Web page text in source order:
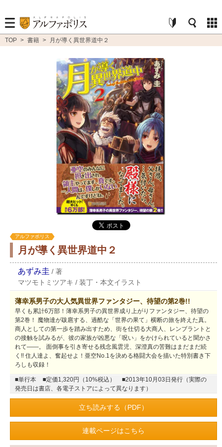
TOP > 書籍 > 月が導く異世界道中２
アルファポリス
月が導く異世界道中２
あずみ圭 / 著
マツモトミツアキ / 装丁・本文イラスト
薄幸系男子の大人気異世界ファンタジー、待望の第2巻!!
早くも累計6万部！薄幸系男子の異世界成り上がりファンタジー、待望の
第2巻！ 魔物達が跋扈する、過酷な「世界の果て」横断の旅を終えた真。
商人としての第一歩を踏み出すため、街を仕切る大商人、レンブラントと
の接触を試みるが、彼の家族が凶悪な「呪い」をかけられていると聞かさ
れて――。 面倒事を引き寄せる残念風雲児、深澄真の苦難はまだまだ続
く!! 住人達よ、奮起せよ！亜空No.1を決める格闘大会を描いた特別書き下
ろしも収録！
■単行本 ■定価1,320円（10%税込）
■2013年10月03日発行（実際の
発売日は書店、各電子ストアによって異なります）
立ち読みする（PDF）
連載ページはこちら